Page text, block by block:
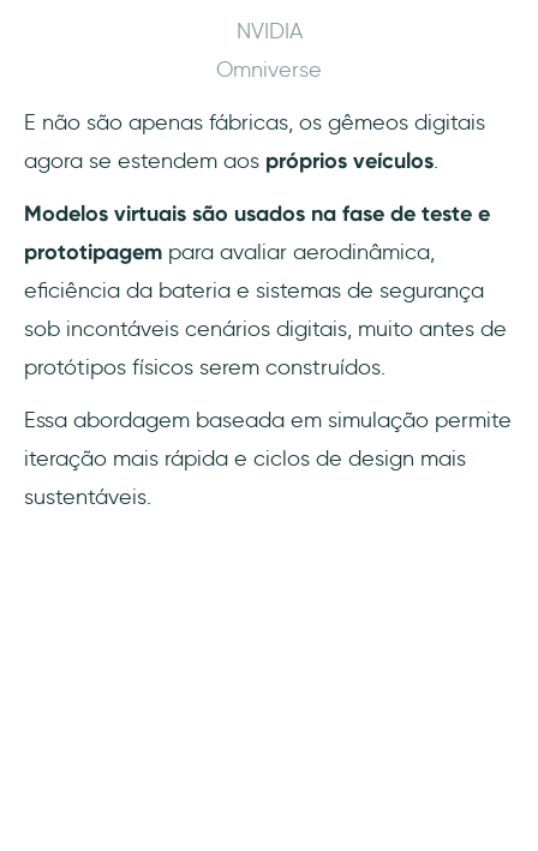
NVIDIA
Omniverse
E não são apenas fábricas, os gêmeos digitais
agora se estendem aos próprios veículos.
Modelos virtuais são usados na fase de teste e
prototipagem para avaliar aerodinâmica,
eficiência da bateria e sistemas de segurança
sob incontáveis cenários digitais, muito antes de
protótipos físicos serem construídos.
Essa abordagem baseada em simulação permite
iteração mais rápida e ciclos de design mais
sustentáveis.